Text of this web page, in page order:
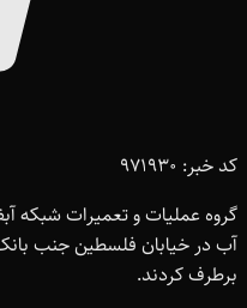
کد خبر: 971930
آب در خیابان فلسطین جنب
برطرف کردند.